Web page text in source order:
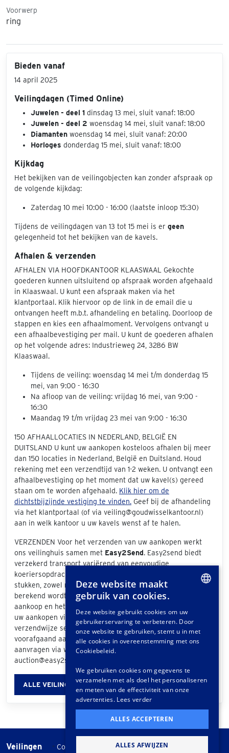
Voorwerp
ring
Bieden vanaf
14 april 2025
Veilingdagen (Timed Online)
Juwelen - deel 1 dinsdag 13 mei, sluit vanaf: 18:00
Juwelen - deel 2 woensdag 14 mei, sluit vanaf: 18:00
Diamanten woensdag 14 mei, sluit vanaf: 20:00
Horloges donderdag 15 mei, sluit vanaf: 18:00
Kijkdag
Het bekijken van de veilingobjecten kan zonder afspraak op
de volgende kijkdag:
Zaterdag 10 mei 10:00 - 16:00 (laatste inloop 15:30)
Tijdens de veilingdagen van 13 tot 15 mei is er geen
gelegenheid tot het bekijken van de kavels.
Afhalen & verzenden
AFHALEN VIA HOOFDKANTOOR KLAASWAAL Gekochte
goederen kunnen uitsluitend op afspraak worden afgehaald
in Klaaswaal. U kunt een afspraak maken via het
klantportaal. Klik hiervoor op de link in de email die u
ontvangen heeft m.b.t. afhandeling en betaling. Doorloop de
stappen en kies een afhaalmoment. Vervolgens ontvangt u
een afhaalbevestiging per mail. U kunt de goederen afhalen
op het volgende adres: Industrieweg 24, 3286 BW
Klaaswaal.
Tijdens de veiling: woensdag 14 mei t/m donderdag 15
mei, van 9:00 - 16:30
Na afloop van de veiling: vrijdag 16 mei, van 9:00 -
16:30
Maandag 19 t/m vrijdag 23 mei van 9:00 - 16:30
150 AFHAALLOCATIES IN NEDERLAND, BELGIË EN
DUITSLAND U kunt uw aankopen kosteloos afhalen bij meer
dan 150 locaties in Nederland, België en Duitsland. Houd
rekening met een verzendtijd van 1-2 weken. U ontvangt een
afhaalbevestiging op het moment dat uw kavel(s) gereed
staan om te worden afgehaald. Klik hier om de
dichtstbijzijnde vestiging te vinden. Geef bij de afhandeling
via het klantportaal (of via veiling@goudwisselkantoor.nl)
aan in welk kantoor u uw kavels wenst af te halen.
VERZENDEN Voor het verzenden van uw aankopen werkt
ons veilinghuis samen met Easy2Send. Easy2send biedt
verzekerd transport variërend van eenvoudige
koeriersopdrachten tot het vervoeren van exclusieve
stukken, zowel nationaal als internationaal. De prijs die
berekend wordt is afhankelijk van de grootte van uw
aankoop en het bezorgadres. Als u bij de afhandeling van
uw aankopen via het klantportaal "Easy2Send" als
verzendwijze selecteert, ontvangt u een offerte. Ook
voorafgaand aan de veiling kunt u vrijblijvend een offerte
aanvragen via www.easy2send.nl/veilingen /
auction@easy2send.nl / Telefoon: (+31) 88 330 0999.
ALLE VEILINGINFORMATIE
Veilingen - Cookie instellingen Veilingvoorwaarden
GERMAN
FRENCH
Deze website maakt
gebruik van cookies.
Deze website gebruikt cookies om uw
gebruikerservaring te verbeteren. Door
onze website te gebruiken, stemt u in met
alle cookies in overeenstemming met ons
Cookiebeleid.
We gebruiken cookies om gegevens te
verzamelen met als doel het personaliseren
en meten van de effectiviteit van onze
advertenties. Lees verder
ALLES ACCEPTEREN
ALLES AFWIJZEN